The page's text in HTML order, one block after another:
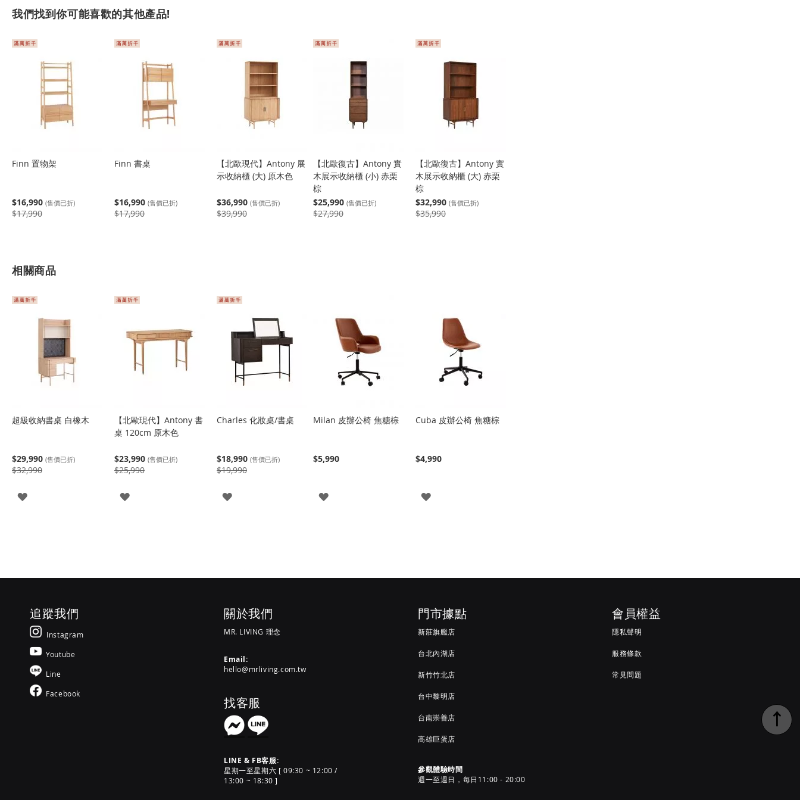
我們找到你可能喜歡的其他產品!
Finn 置物架
$16,990 (售價已折)
$17,990
Finn 書桌
$16,990 (售價已折)
$17,990
【北歐現代】Antony 展
示收納櫃 (大) 原木色
$36,990 (售價已折)
$39,990
【北歐復古】Antony 實
木展示收納櫃 (小) 赤栗
棕
$25,990 (售價已折)
$27,990
【北歐復古】Antony 實
木展示收納櫃 (大) 赤栗
棕
$32,990 (售價已折)
$35,990
相關商品
超級收納書桌 白橡木
$29,990 (售價已折)
$32,990
登
【北歐現代】Antony 書
桌 120cm 原木色
$23,990 (售價已折)
$25,990
登
Charles 化妝桌/書桌
$18,990 (售價已折)
$19,990
登
Milan 皮辦公椅 焦糖棕
$5,990
登
Cuba 皮辦公椅 焦糖棕
$4,990
登
追蹤我們
Instagram
Youtube
Line
Facebook
關於我們
MR. LIVING 理念
Email:
hello@mrliving.com.tw
找客服
LINE & FB客服:
星期一至星期六 [ 09:30 ~ 12:00 /
13:00 ~ 18:30 ]
門市據點
新莊旗艦店
台北內湖店
新竹竹北店
台中黎明店
台南崇善店
高雄巨蛋店
參觀體驗時間
週一至週日，每日11:00 - 20:00
會員權益
隱私聲明
服務條款
常見問題
↑